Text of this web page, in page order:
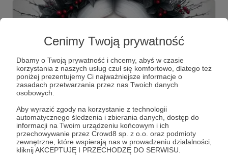
Cenimy Twoją prywatność
Dbamy o Twoją prywatność i chcemy, abyś w czasie
korzystania z naszych usług czuł się komfortowo, dlatego też
poniżej prezentujemy Ci najważniejsze informacje o
zasadach przetwarzania przez nas Twoich danych
osobowych.
Aby wyrazić zgody na korzystanie z technologii
automatycznego śledzenia i zbierania danych, dostęp do
informacji na Twoim urządzeniu końcowym i ich
przechowywanie przez Crowd8 sp. z o.o. oraz podmioty
zewnętrzne, które wspierają nas w prowadzeniu działalności,
kliknij AKCEPTUJĘ I PRZECHODZĘ DO SERWISU.
04.07.2024 ● Brak komentarzy
Dużo zmian. Dużo pracy. 7 nowych
artykułów. 39 artykułów